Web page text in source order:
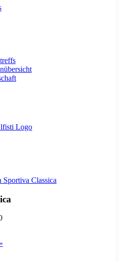
Sportiva Classica
»